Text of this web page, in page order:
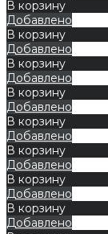
В корзину
Добавлено
В корзину
Добавлено
В корзину
Добавлено
В корзину
Добавлено
В корзину
Добавлено
В корзину
Добавлено
В корзину
Добавлено
В корзину
Добавлено